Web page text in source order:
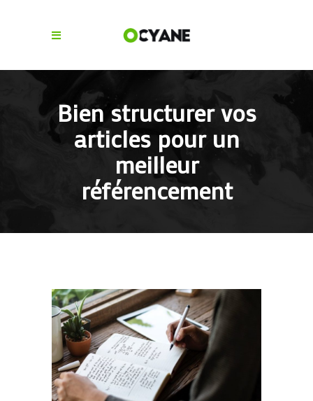
Bien structurer vos
articles pour un
meilleur
référencement